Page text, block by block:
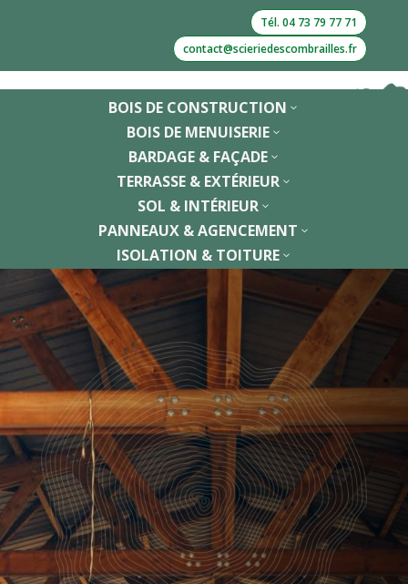
Tél. 04 73 79 77 71
contact@scieriedescombrailles.fr
3
BOIS DE CONSTRUCTION
3
BOIS DE MENUISERIE
3
BARDAGE & FAÇADE
3
TERRASSE & EXTÉRIEUR
3
SOL & INTÉRIEUR
3
PANNEAUX & AGENCEMENT
3
ISOLATION & TOITURE